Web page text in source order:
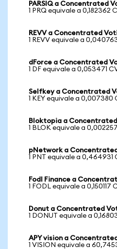
PARSIQ a Concentrated
1 PRQ equivale a 0,182362
REVV a Concentrated
1 REVV equivale a
dForce a Concentrated
1 DF equivale a 0,053471
Selfkey a Concentrated
1 KEY equivale a 0,007380
Bloktopia a
1 BLOK equivale a
pNetwork a
1 PNT equivale a 0,464931
Fodl Finance a
1 FODL equivale a 0,150117
Donut a Concentrated
1 DONUT equivale a
APY vision a
1 VISION equivale a